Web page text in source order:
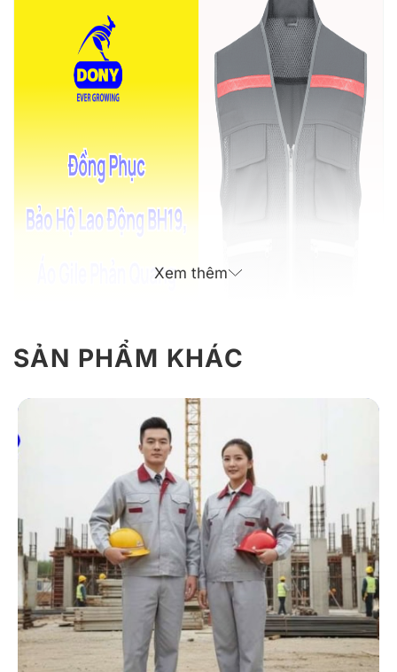
Giới Thiệu Đồng Phục Bảo Hộ BH19, Áo
Gile Phản Quang Nhiều Túi
Áo gile BH19 được thiết kế cho những công việc
thường xuyên di chuyển, làm việc ngoài trời hoặc thiếu
ánh sáng. Với chất liệu nhẹ, thoáng mát, nhiều ngăn
tiện lợi và dải phản quang an toàn, mẫu áo mang đến
sự thoải mái, tính thực tiễn và vẻ chuyên nghiệp cho
Xem thêm
SẢN PHẨM KHÁC